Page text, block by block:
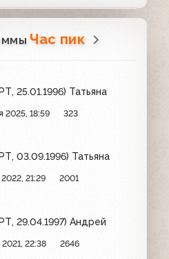
Час пик
25.01.1996) Татьяна
2025, 18:59 323
03.09.1996) Татьяна
21:29 2001
29.04.1997) Андрей
22:38 2646